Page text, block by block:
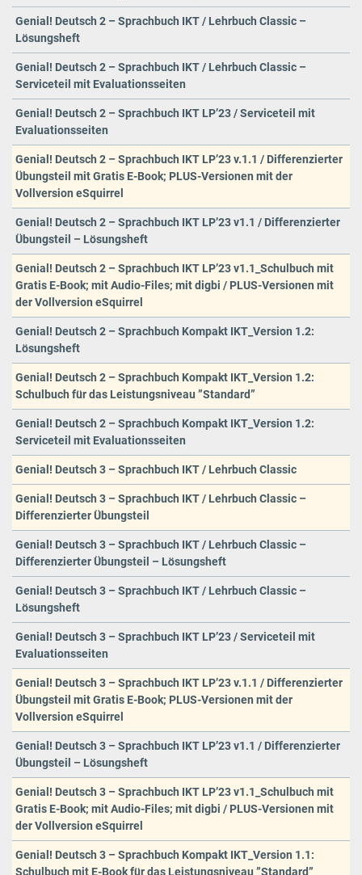
Genial! Deutsch 2 – Sprachbuch IKT / Lehrbuch Classic –
Lösungsheft
Genial! Deutsch 2 – Sprachbuch IKT / Lehrbuch Classic –
Serviceteil mit Evaluationsseiten
Genial! Deutsch 2 – Sprachbuch IKT LP’23 / Serviceteil mit
Evaluationsseiten
Genial! Deutsch 2 – Sprachbuch IKT LP’23 v.1.1 / Differenzierter
Übungsteil mit Gratis E-Book; PLUS-Versionen mit der
Vollversion eSquirrel
Genial! Deutsch 2 – Sprachbuch IKT LP’23 v1.1 / Differenzierter
Übungsteil – Lösungsheft
Genial! Deutsch 2 – Sprachbuch IKT LP’23 v1.1_Schulbuch mit
Gratis E-Book; mit Audio-Files; mit digbi / PLUS-Versionen mit
der Vollversion eSquirrel
Genial! Deutsch 2 – Sprachbuch Kompakt IKT_Version 1.2:
Lösungsheft
Genial! Deutsch 2 – Sprachbuch Kompakt IKT_Version 1.2:
Schulbuch für das Leistungsniveau ”Standard”
Genial! Deutsch 2 – Sprachbuch Kompakt IKT_Version 1.2:
Serviceteil mit Evaluationsseiten
Genial! Deutsch 3 – Sprachbuch IKT / Lehrbuch Classic
Genial! Deutsch 3 – Sprachbuch IKT / Lehrbuch Classic –
Differenzierter Übungsteil
Genial! Deutsch 3 – Sprachbuch IKT / Lehrbuch Classic –
Differenzierter Übungsteil – Lösungsheft
Genial! Deutsch 3 – Sprachbuch IKT / Lehrbuch Classic –
Lösungsheft
Genial! Deutsch 3 – Sprachbuch IKT LP’23 / Serviceteil mit
Evaluationsseiten
Genial! Deutsch 3 – Sprachbuch IKT LP’23 v.1.1 / Differenzierter
Übungsteil mit Gratis E-Book; PLUS-Versionen mit der
Vollversion eSquirrel
Genial! Deutsch 3 – Sprachbuch IKT LP’23 v1.1 / Differenzierter
Übungsteil – Lösungsheft
Genial! Deutsch 3 – Sprachbuch IKT LP’23 v1.1_Schulbuch mit
Gratis E-Book; mit Audio-Files; mit digbi / PLUS-Versionen mit
der Vollversion eSquirrel
Genial! Deutsch 3 – Sprachbuch Kompakt IKT_Version 1.1:
Schulbuch mit E-Book für das Leistungsniveau ”Standard”